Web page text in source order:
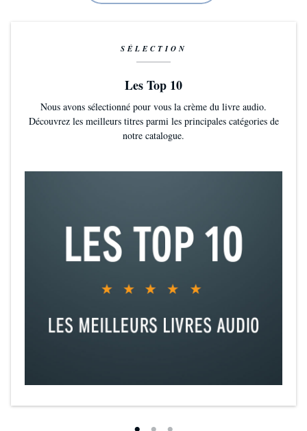
SÉLECTION
Les Top 10
Nous avons sélectionné pour vous la crème du livre audio.
Découvrez les meilleurs titres parmi les principales catégories de
notre catalogue.